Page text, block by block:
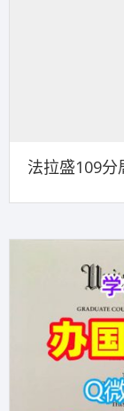
法拉盛109分